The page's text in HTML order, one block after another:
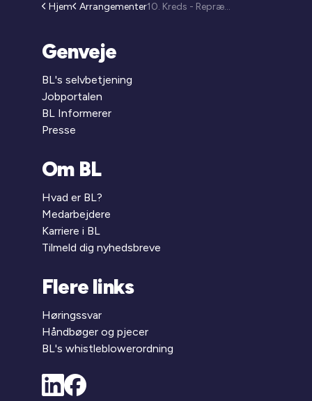
Hjem Arrangementer 10. Kreds - Repræsentantmøde (25-294)
Genveje
BL's selvbetjening
Jobportalen
BL Informerer
Presse
Om BL
Hvad er BL?
Medarbejdere
Karriere i BL
Tilmeld dig nyhedsbreve
Flere links
Høringssvar
Håndbøger og pjecer
BL's whistleblowerordning